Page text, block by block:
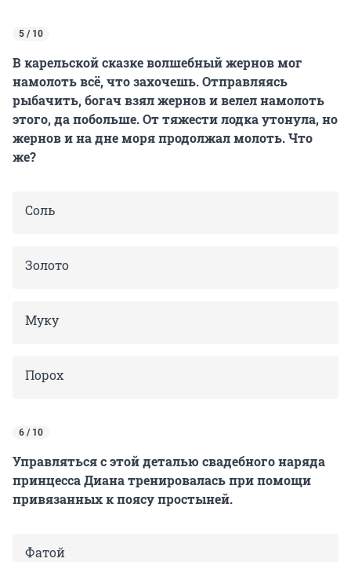
5 / 10
В карельской сказке волшебный жернов мог
намолоть всё, что захочешь. Отправляясь
рыбачить, богач взял жернов и велел намолоть
этого, да побольше. От тяжести лодка утонула, но
жернов и на дне моря продолжал молоть. Что
же?
Соль
Золото
Муку
Порох
6 / 10
Управляться с этой деталью свадебного наряда
принцесса Диана тренировалась при помощи
привязанных к поясу простыней.
Фатой